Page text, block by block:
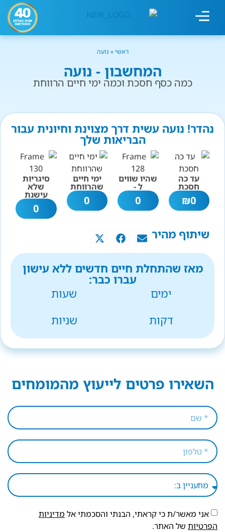
ראשי» נועה
המחשבון - נועה
כמה כסף חסכת וכמה ימי חיים הרווחת
נהדר! נועה עשית דרך מצוינת וחיונית עבור
הבריאות שלך
עד כה
חסכת
0
₪
שהיו שווים
ל -
0
ימי חיים
שהרווחת
0
סיגריות
שלא
עישנת
0
שיתוף מהיר
מאז שהתחלת חיים חדשים ללא עישון
עברו כבר:
ימים
שעות
דקות
שניות
השאירו פרטים לייעוץ מהמומחים
אני מאשר/ת כי קראתי, הבנתי והסכמתי אל מדיניות
הפרטיות של האתר.